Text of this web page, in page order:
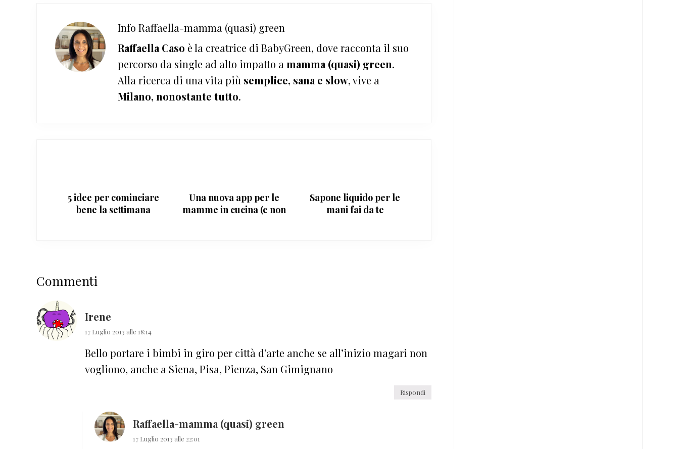
Info Raffaella-mamma (quasi) green
Raffaella Caso è la creatrice di BabyGreen, dove racconta il suo
percorso da single ad alto impatto a mamma (quasi) green.
Alla ricerca di una vita più semplice, sana e slow, vive a
Milano, nonostante tutto.
5 idee per cominciare
bene la settimana
Una nuova app per le
mamme in cucina (e non
Sapone liquido per le
mani fai da te
del
lettore
Commenti
Irene
17 Luglio 2013 alle 18:14
Bello portare i bimbi in giro per città d’arte anche se all’inizio magari non
vogliono, anche a Siena, Pisa, Pienza, San Gimignano
Rispondi
Raffaella-mamma (quasi) green
17 Luglio 2013 alle 22:01